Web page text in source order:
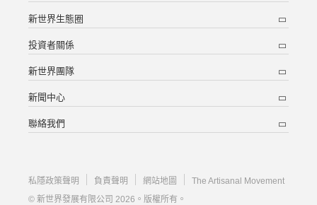
新世界生態圈
投資者關係
新世界團隊
新聞中心
聯絡我們
私隱政策聲明 負責聲明 網站地圖
The Artisanal Movement
© 新世界發展有限公司 2026。版權所有。